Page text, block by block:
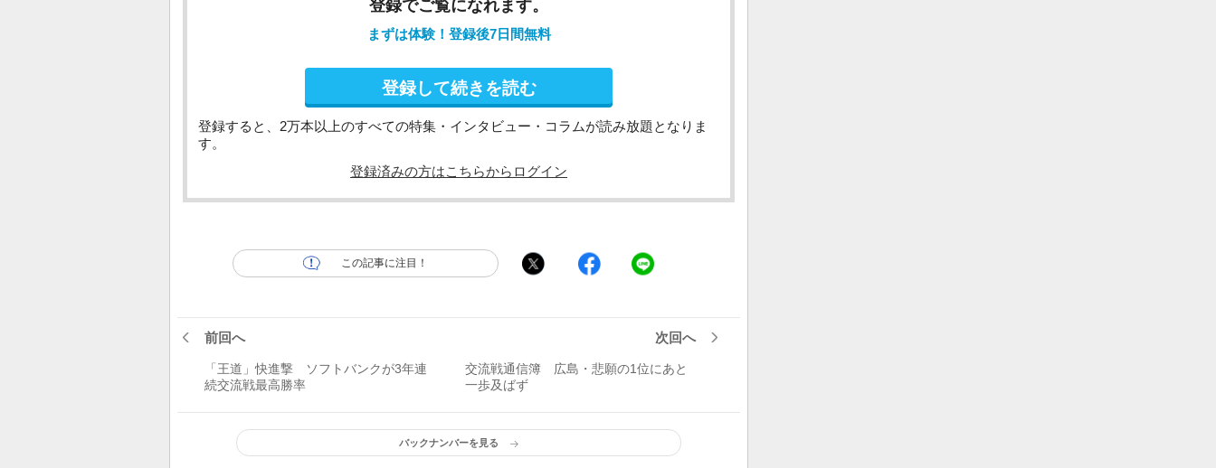
登録でご覧になれます。
まずは体験！登録後7日間無料
登録して続きを読む
登録すると、2万本以上のすべての特集・インタビュー・コラムが読み放題となりま
す。
登録済みの方はこちらからログイン
この記事に注目！
前回へ
「王道」快進撃 ソフトバンクが3年連
続交流戦最高勝率
次回へ
交流戦通信簿 広島・悲願の1位にあと
一歩及ばず
バックナンバーを見る